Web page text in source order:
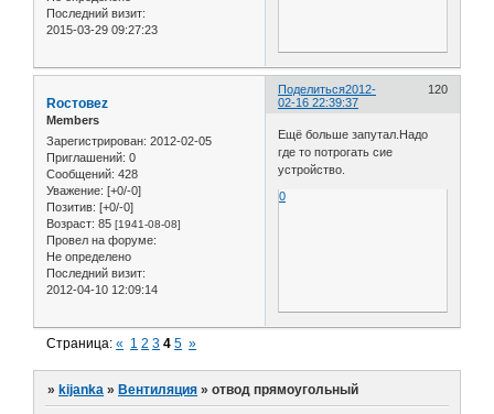
Последний визит:
2015-03-29 09:27:23
Поделиться 120
2012-
02-16 22:39:37
Roстовеz
Members
Зарегистрирован: 2012-02-05
Приглашений: 0
Сообщений: 428
Уважение: [+0/-0]
Позитив: [+0/-0]
Возраст: 85 [1941-08-08]
Провел на форуме:
Не определено
Последний визит:
2012-04-10 12:09:14
Ещё больше запутал.Надо
где то потрогать сие
устройство.
0
Страница:« 1 2 3 4 5 »
»kijanka »Вентиляция »отвод прямоугольный